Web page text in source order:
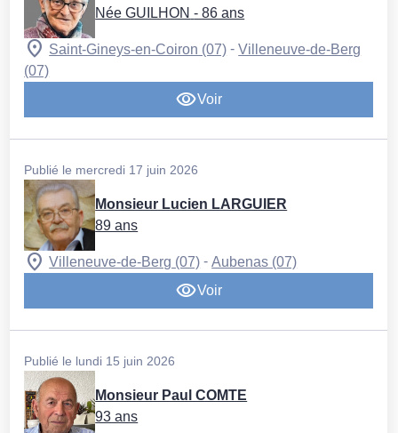
Née GUILHON - 86 ans
Saint-Gineys-en-Coiron (07) -Villeneuve-de-Berg
(07)
Voir
Publié le mercredi 17 juin 2026
Monsieur Lucien LARGUIER
89 ans
Villeneuve-de-Berg (07) - Aubenas (07)
Voir
Publié le lundi 15 juin 2026
Monsieur Paul COMTE
93 ans